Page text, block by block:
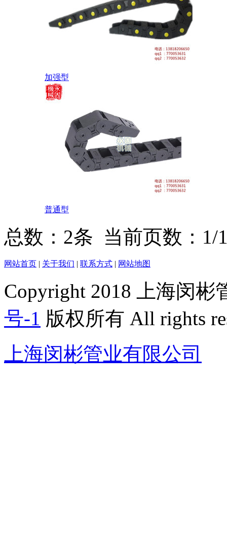
加强型
普通型
总数：2条 当前页数： 1/
网站首页 | 关于我们 | 联系方式 | 网站地图
Copyright 2018 上海闵
号-1 版权所有 All rights
上海闵彬管业有限公司